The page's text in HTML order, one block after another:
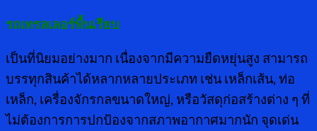
รถเทรลเลอร์พื้นเรียบ
เป็นที่นิยมอย่างมาก เนื่องจากมีความยืดหยุ่นสูง สามารถ
บรรทุกสินค้าได้หลากหลายประเภท เช่น เหล็กเส้น, ท่อ
เหล็ก, เครื่องจักรกลขนาดใหญ่, หรือวัสดุก่อสร้างต่าง ๆ ที่
ไม่ต้องการการปกป้องจากสภาพอากาศมากนัก จุดเด่น